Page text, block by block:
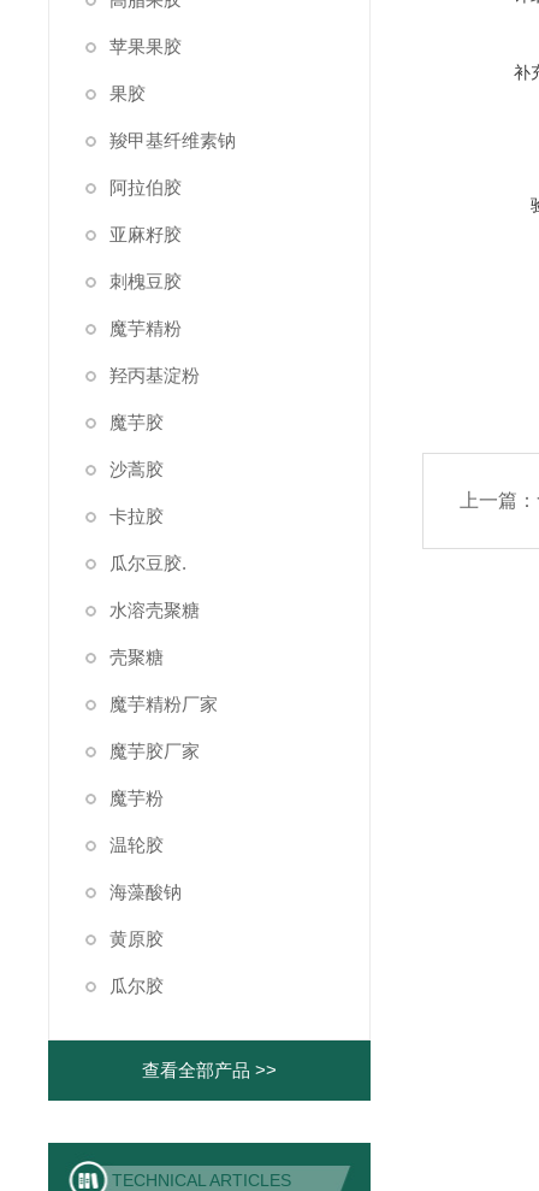
苹果果胶
果胶
羧甲基纤维素钠
阿拉伯胶
亚麻籽胶
刺槐豆胶
魔芋精粉
羟丙基淀粉
魔芋胶
沙蒿胶
卡拉胶
瓜尔豆胶.
水溶壳聚糖
壳聚糖
魔芋精粉厂家
魔芋胶厂家
魔芋粉
温轮胶
海藻酸钠
黄原胶
瓜尔胶
查看全部产品 >>
TECHNICAL ARTICLES
补
上一篇：